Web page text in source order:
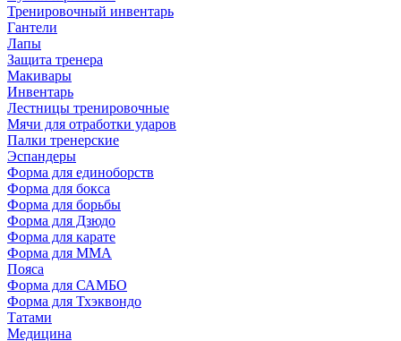
Тренировочный инвентарь
Гантели
Лапы
Защита тренера
Макивары
Инвентарь
Лестницы тренировочные
Мячи для отработки ударов
Палки тренерские
Эспандеры
Форма для единоборств
Форма для бокса
Форма для борьбы
Форма для Дзюдо
Форма для карате
Форма для MMA
Пояса
Форма для САМБО
Форма для Тхэквондо
Татами
Медицина